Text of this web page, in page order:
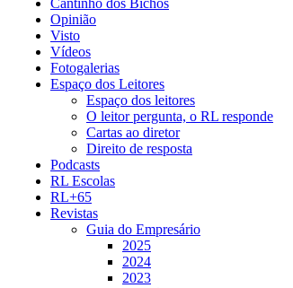
Opinião
Visto
Vídeos
Fotogalerias
Espaço dos Leitores
Espaço dos leitores
O leitor pergunta, o RL responde
Cartas ao diretor
Direito de resposta
Podcasts
RL Escolas
RL+65
Revistas
Guia do Empresário
2025
2024
2023